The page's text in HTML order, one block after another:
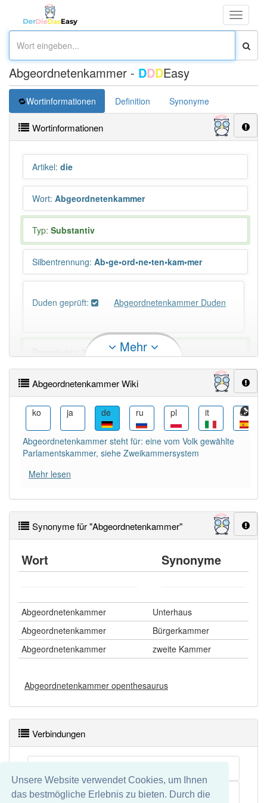
Unsere Website verwendet Cookies, um Ihnen
das bestmögliche Erlebnis zu bieten. Durch die
Toggle
Abgeordnetenkammer - DDDEasy
Wortinformationen Definition Synonyme
Wortinformationen
Artikel: die
Wort: Abgeordnetenkammer
Typ: Substantiv
Silbentrennung: Ab•ge•ord•ne•ten•kam•mer
Duden geprüft: Abgeordnetenkammer Duden
3
Häufigkeit: 4 von 10
Wörter mit Endung-abgeordnetenkammer : 1
Wörter mit Endung-abgeordnetenkammeraber mit
einem anderen Artikeldie: 0
korrekt erraten.
Mehr
Abgeordnetenkammer Wiki
ko ja de ru pl it es
Abgeordnetenkammer steht für: eine vom Volk gewählte
Parlamentskammer, siehe Zweikammersystem
Mehr lesen
Synonyme für "Abgeordnetenkammer"
Wort Synonyme
Abgeordnetenkammer
Unterhaus
Abgeordnetenkammer
Bürgerkammer
Abgeordnetenkammer
zweite Kammer
Abgeordnetenkammer openthesaurus
Verbindungen
Zweikammersystem